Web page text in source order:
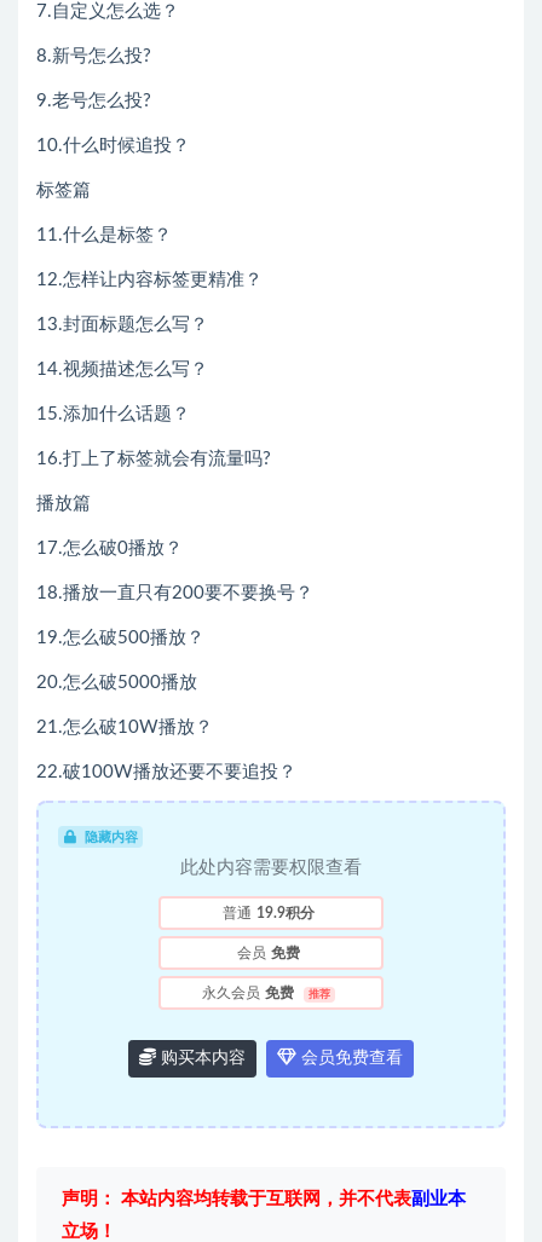
7.自定义怎么选？
8.新号怎么投?
9.老号怎么投?
10.什么时候追投？
标签篇
11.什么是标签？
12.怎样让内容标签更精准？
13.封面标题怎么写？
14.视频描述怎么写？
15.添加什么话题？
16.打上了标签就会有流量吗?
播放篇
17.怎么破0播放？
18.播放一直只有200要不要换号？
19.怎么破500播放？
20.怎么破5000播放
21.怎么破10W播放？
22.破100W播放还要不要追投？
隐藏内容
此处内容需要权限查看
普通 19.9积分
会员 免费
永久会员 免费 推荐
购买本内容 会员免费查看
声明： 本站内容均转载于互联网，并不代表副业本
立场！